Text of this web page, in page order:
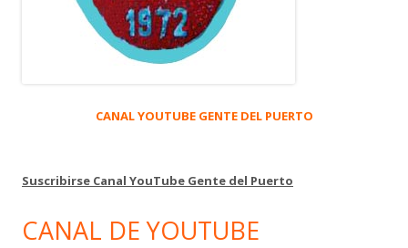
CANAL YOUTUBE GENTE DEL PUERTO
Suscribirse Canal YouTube Gente del Puerto
CANAL DE YOUTUBE